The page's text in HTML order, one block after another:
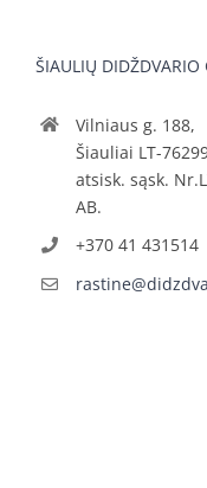
ŠIAULIŲ DIDŽDVARIO
Vilniaus g. 188,
Šiauliai LT-
atsisk. sąsk.
AB.
+370 41 431514